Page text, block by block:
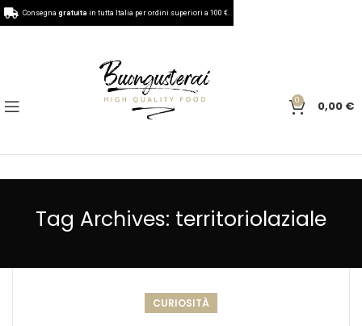
0 0,00 €
Tag Archives: territoriolaziale
CURIOSITÀ
Consegna gratuita in tutta Italia per ordini superiori a 100 €.